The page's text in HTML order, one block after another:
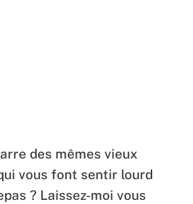
des mêmes vieux
vous font sentir lourd
? Laissez-moi vous